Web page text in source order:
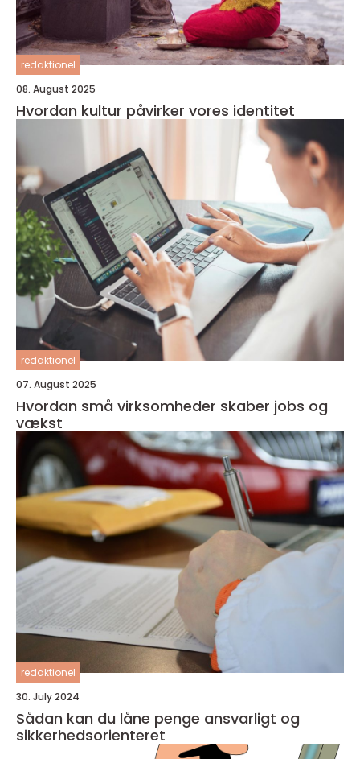
redaktionel
08. August 2025
Hvordan kultur påvirker vores identitet
redaktionel
07. August 2025
Hvordan små virksomheder skaber jobs og
vækst
redaktionel
30. July 2024
Sådan kan du låne penge ansvarligt og
sikkerhedsorienteret